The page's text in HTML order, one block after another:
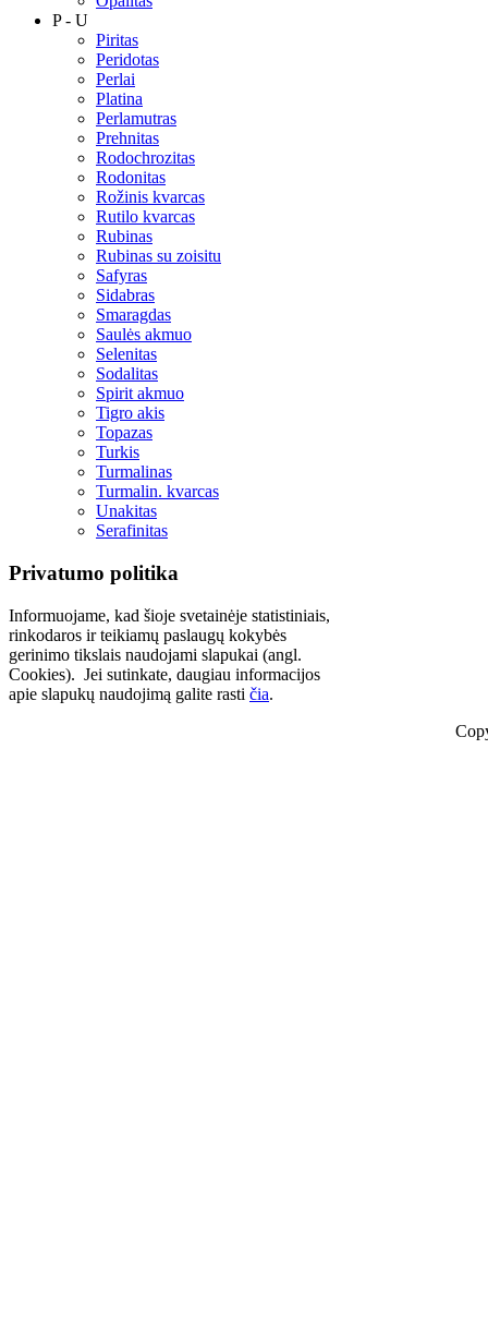
P - U
Piritas
Peridotas
Perlai
Platina
Perlamutras
Prehnitas
Rodochrozitas
Rodonitas
Rožinis kvarcas
Rutilo kvarcas
Rubinas
Rubinas su zoisitu
Safyras
Sidabras
Smaragdas
Saulės akmuo
Selenitas
Sodalitas
Spirit akmuo
Tigro akis
Topazas
Turkis
Turmalinas
Turmalin. kvarcas
Unakitas
Serafinitas
Privatumo politika
Informuojame, kad šioje svetainėje statistiniais,
rinkodaros ir teikiamų paslaugų kokybės
gerinimo tikslais naudojami slapukai (angl.
Cookies). Jei sutinkate, daugiau informacijos
apie slapukų naudojimą galite rasti čia.